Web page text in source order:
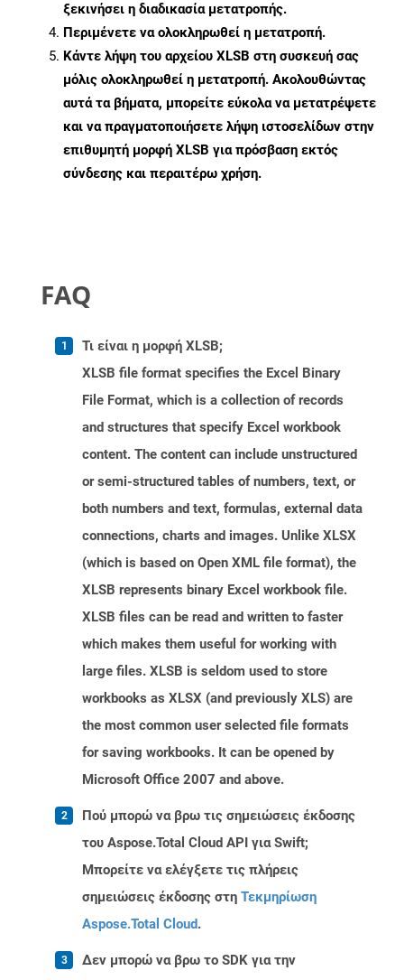
ξεκινήσει η διαδικασία μετατροπής.
Περιμένετε να ολοκληρωθεί η μετατροπή.
Κάντε λήψη του αρχείου XLSB στη συσκευή σας
μόλις ολοκληρωθεί η μετατροπή. Ακολουθώντας
αυτά τα βήματα, μπορείτε εύκολα να μετατρέψετε
και να πραγματοποιήσετε λήψη ιστοσελίδων στην
επιθυμητή μορφή XLSB για πρόσβαση εκτός
σύνδεσης και περαιτέρω χρήση.
FAQ
Τι είναι η μορφή XLSB;
XLSB file format specifies the Excel Binary
File Format, which is a collection of records
and structures that specify Excel workbook
content. The content can include unstructured
or semi-structured tables of numbers, text, or
both numbers and text, formulas, external data
connections, charts and images. Unlike XLSX
(which is based on Open XML file format), the
XLSB represents binary Excel workbook file.
XLSB files can be read and written to faster
which makes them useful for working with
large files. XLSB is seldom used to store
workbooks as XLSX (and previously XLS) are
the most common user selected file formats
for saving workbooks. It can be opened by
Microsoft Office 2007 and above.
Πού μπορώ να βρω τις σημειώσεις έκδοσης
του Aspose.Total Cloud API για Swift;
Μπορείτε να ελέγξετε τις πλήρεις
σημειώσεις έκδοσης στη Τεκμηρίωση
Aspose.Total Cloud.
Δεν μπορώ να βρω το SDK για την